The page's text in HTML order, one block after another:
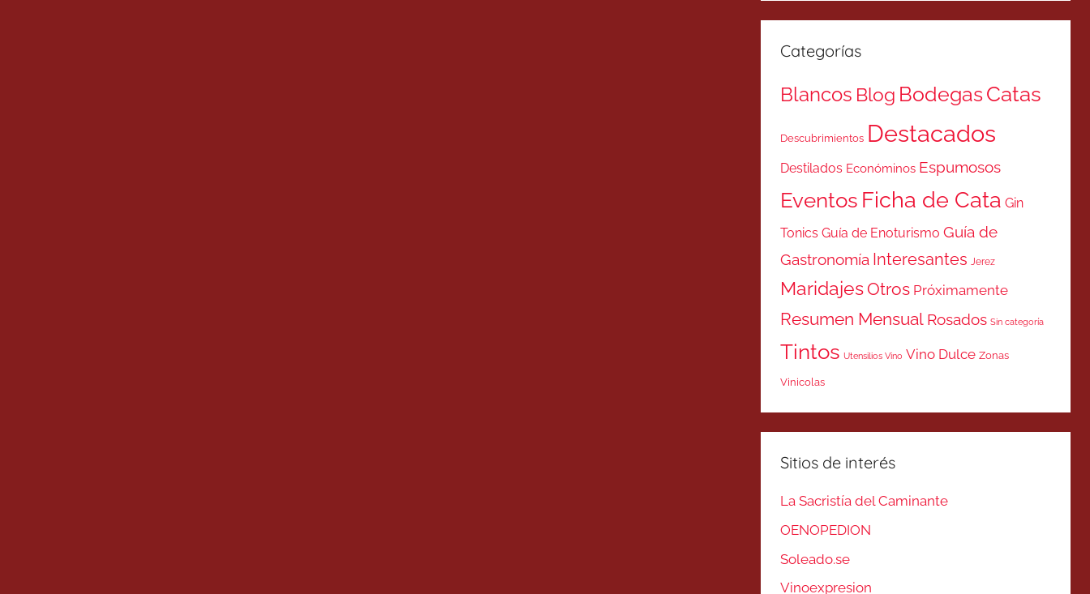
Categorías
Blancos Blog BodegasCatas
Descubrimientos Destacados
Destilados Económinos Espumosos
Eventos Ficha de Cata Gin
Tonics Guía de Enoturismo Guía de
Gastronomía Interesantes Jerez
MaridajesOtros Próximamente
Resumen Mensual Rosados Sin categoría
Tintos Utensilios Vino Vino Dulce Zonas
Vinicolas
Sitios de interés
La Sacristía del Caminante
OENOPEDION
Soleado.se
Vinoexpresion